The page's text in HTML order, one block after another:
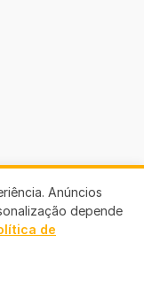
Anúncios
depende
de